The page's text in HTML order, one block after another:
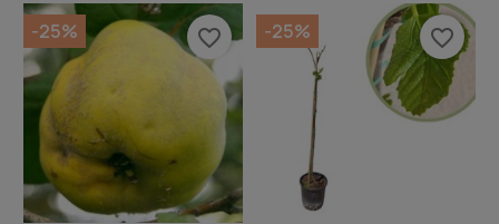
-25% favorite_border -25% favorite_border